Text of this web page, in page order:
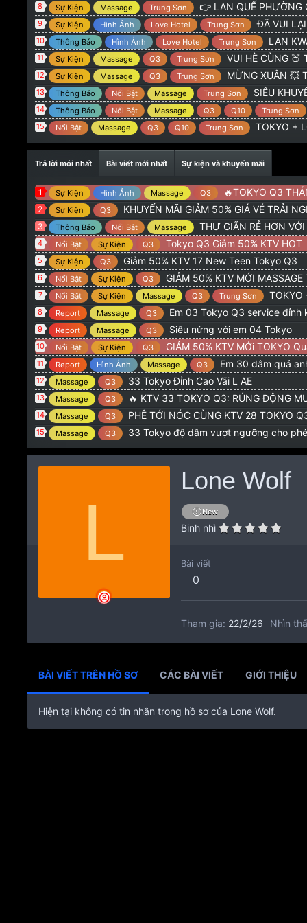
@ Admin:TOKYO 775 Hoàng Sa Q3 : GIẢM 50% KTV
@ orionvt15:alo 8/2/26
8 Sự Kiện Massage Trung Sơn 👉 LAN QUẾ PHƯỜNG
9 Sự Kiện Hình Ảnh Love Hotel Trung Sơn ĐÃ VUI LẠI CÓ
10 Thông Báo Hình Ảnh Love Hotel Trung Sơn LAN KWAI
11 Sự Kiện Massage Q3 Trung Sơn VUI HÈ CÙNG 🍑
12 Sự Kiện Massage Q3 Trung Sơn MỪNG XUÂN 💥 TOKYO
13 Thông Báo Nổi Bật Massage Trung Sơn SIÊU
14 Thông Báo Nổi Bật Massage Q3 Q10
Trung Sơn
15
Nổi Bật Massage Q3 Q10 Trung Sơn TOKYO +
Trả lời mới nhất Bài viết mới nhất Sự kiện và khuyến mãi
1 Sự Kiện Hình Ảnh Massage Q3 🔥TOKYO Q3 THÁNG 5 :
2 Sự Kiện Q3 KHUYẾN MÃI GIẢM 50% GIÁ VÉ TRẢI
3 Thông Báo Nổi Bật Massage THƯ GIÃN RẺ HƠN
4 Nổi Bật Sự Kiện Q3 Tokyo Q3 Giảm 50% KTV HOT
5 Sự Kiện Q3 Giảm 50% KTV 17 New Teen Tokyo Q3
6 Nổi Bật Sự Kiện Q3 GIẢM 50% KTV MỚI
7 Nổi Bật Sự Kiện Massage Q3 Trung Sơn TOKYO + LQP
8 Report Massage Q3 Em 03 Tokyo Q3 service đỉnh
9 Report Massage Q3 Siêu nứng với em 04 Tokyo
10 Nổi Bật Sự Kiện Q3 GIẢM 50% KTV MỚi TOKYO
11 Report Hình Ảnh Massage Q3 Em 30 dâm quá
12 Massage Q3 33 Tokyo Đỉnh Cao Vãi L AE
13 Massage Q3 🔥 KTV 33 TOKYO Q3: RÚNG ĐỘNG
14 Massage Q3 PHÊ TỚI NÓC CÙNG KTV 28 TOKYO Q3: CƠN
15 Massage Q3 33 Tokyo độ dâm vượt ngưỡng cho
L
Lone Wolf
New
Binh nhì
Bài viết
0
Tham gia 22/2/26 Nhìn
BÀI VIẾT TRÊN HỒ SƠ CÁC BÀI VIẾT GIỚI THIỆU
Hiện tại không có tin nhắn trong hồ sơ của Lone Wolf.